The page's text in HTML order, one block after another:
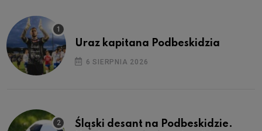
Uraz kapitana Podbeskidzia
6 SIERPNIA 2026
Śląski desant na Podbeskidzie.